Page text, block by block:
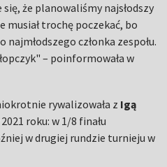
że planowaliśmy najsłodszy
trochę poczekać, bo
członka zespołu.
– poinformowała w
rywalizowała z Igą
roku: w 1/8 finału
w drugiej rundzie turnieju w